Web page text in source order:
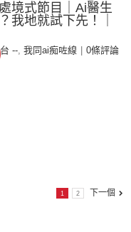
境式節目｜Ai醫生
我地就試下先！｜
--, 我同ai痴咗線 0條評論
1 2 下一個